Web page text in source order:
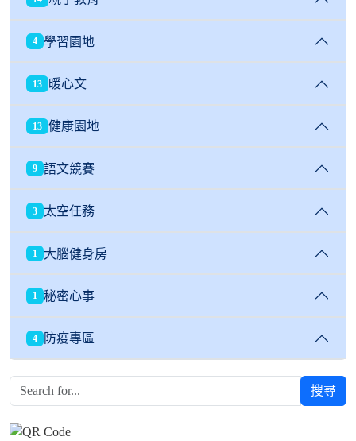
4 學習園地
13 暖心文
13 健康園地
9 語文競賽
3 太空任務
1 大腦健身房
1 秘密心事
4 防疫專區
搜尋